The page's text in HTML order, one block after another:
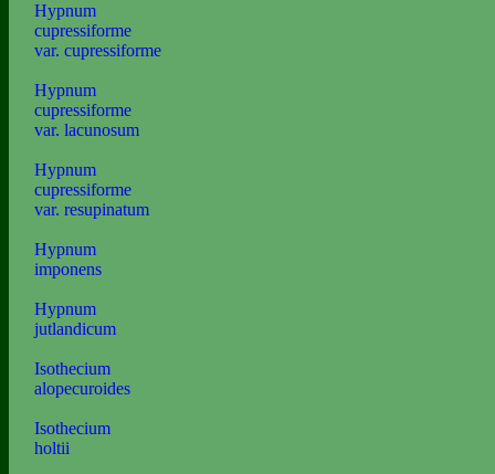
Hypnum
cupressiforme
var. cupressiforme
Hypnum
cupressiforme
var. lacunosum
Hypnum
cupressiforme
var. resupinatum
Hypnum
imponens
Hypnum
jutlandicum
Isothecium
alopecuroides
Isothecium
holtii